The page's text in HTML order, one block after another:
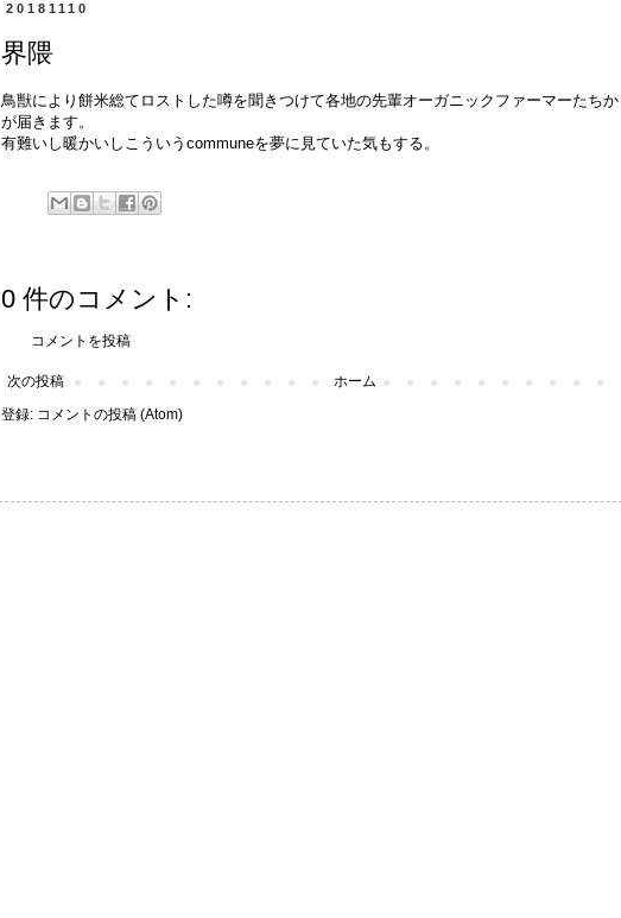
20181110
界隈
鳥獣により餅米総てロストした噂を聞きつけて各地の先輩オーガニックファーマーたち
が届きます。
有難いし暖かいしこういうcommuneを夢に見ていた気もする。
0 件のコメント:
コメントを投稿
次の投稿
ホーム
登録: コメントの投稿 (Atom)